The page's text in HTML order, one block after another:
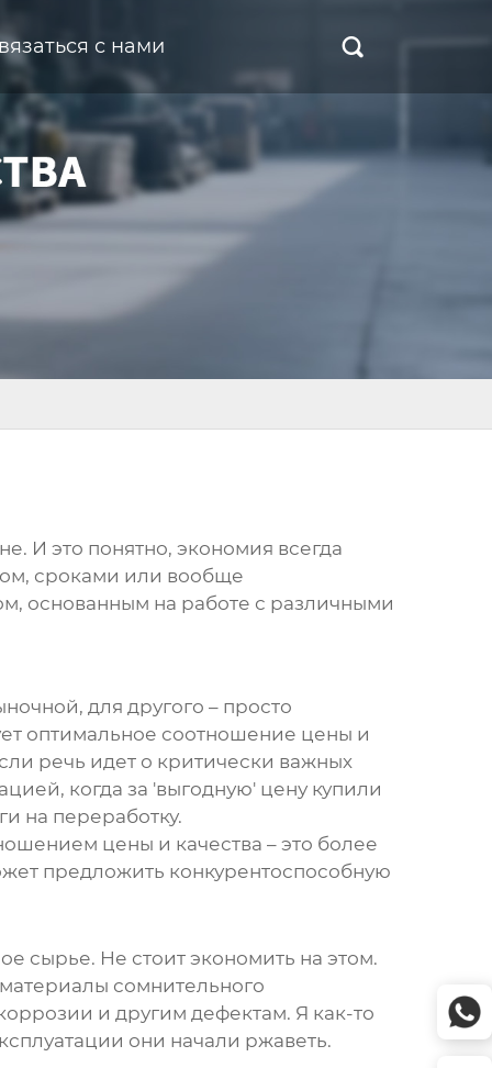
с нами 
И это понятно, экономия всегда
сроками или вообще
основанным на работе с различными
для другого – просто
оптимальное соотношение цены и
речь идет о критически важных
когда за 'выгодную' цену купили
на переработку.
цены и качества – это более
предложить конкурентоспособную
сырье. Не стоит экономить на этом.
сомнительного
и другим дефектам. Я как-то
они начали ржаветь.